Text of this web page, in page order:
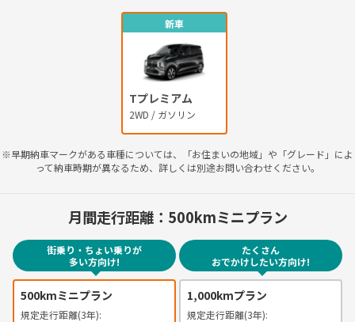
新車
Tプレミアム
2WD / ガソリン
※早期納車マークがある車種については、「お住まいの地域」や「グレード」によ
って納車時期が異なるため、詳しくは別途お問い合わせください。
月間走行距離： 500kmミニプラン
街乗り・ちょい乗りが
多い方向け!
500kmミニプラン
規定走行距離(3年):
たくさん
おでかけしたい方向け!
1,000kmプラン
規定走行距離(3年):